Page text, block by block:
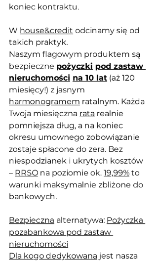
koniec kontraktu.
W house&credit odcinamy się od
takich praktyk.
Naszym flagowym produktem są
bezpieczne pożyczki pod zastaw
nieruchomości na 10 lat (aż 120
miesięcy!) z jasnym
harmonogramem ratalnym. Każda
Twoja miesięczna rata realnie
pomniejsza dług, a na koniec
okresu umownego zobowiązanie
zostaje spłacone do zera. Bez
niespodzianek i ukrytych kosztów
– RRSO na poziomie ok. 19,99% to
warunki maksymalnie zbliżone do
bankowych.
Bezpieczna alternatywa: Pożyczka
pozabankowa pod zastaw
nieruchomości
Dla kogo dedykowana jest nasza